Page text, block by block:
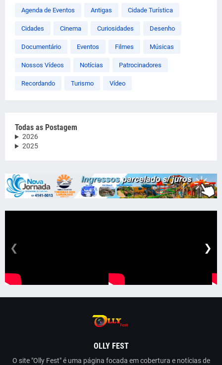
Agenda de Eventos Antigas Cidade Turística
Cidades Cinema Curiosidades Desenho
Documentário Eventos Filmes Músicas
Nossos Vídeos Notícias Patrocinadores
Recordando Turismo Vídeo
Todas as Postagem
2026
2025
❮ ❯
OLLY FEST
O site "Olly Fest" é uma página focada em cobertura e notícias de